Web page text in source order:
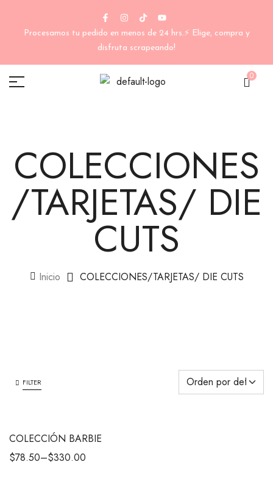
Procesamos tu pedido en menos de 24 hrs.⚡ Elige, compra y
disfruta scrapeando!
0
COLECCIONES
/TARJETAS/ DIE
CUTS
Inicio COLECCIONES/TARJETAS/ DIE CUTS
FILTER
COLECCIÓN BARBIE
$78.50–$330.00